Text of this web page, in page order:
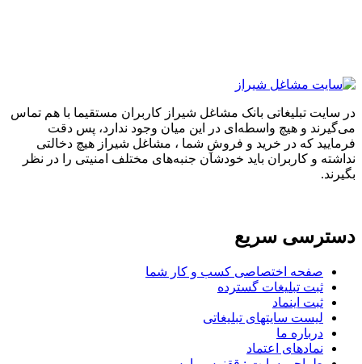
در سایت تبلیغاتی بانک مشاغل شیراز کاربران مستقیما با هم تماس
می‌گیرند و هیچ واسطه‌ای در این میان وجود ندارد، پس دقت
فرمایید که در خرید و فروشِ شما ، مشاغل شیراز هیچ دخالتی
نداشته و کاربران باید خودشان جنبه‌های مختلف امنیتی را در نظر
بگیرند.
دسترسی سریع
صفحه اختصاصی کسب و کار شما
ثبت تبلیغات گسترده
ثبت اینماد
لیست سایتهای تبلیغاتی
درباره ما
نمادهای اعتماد